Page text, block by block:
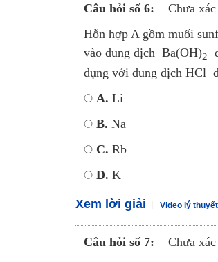
Câu hỏi số 6:
Chưa
Hỗn hợp A gồm muối
vào dung dịch Ba(OH)2
dụng với dung dịch HCl
A. Li
B. Na
C. Rb
D. K
Xem lời giải Video lý thuyết
Câu hỏi số 7:
Chưa